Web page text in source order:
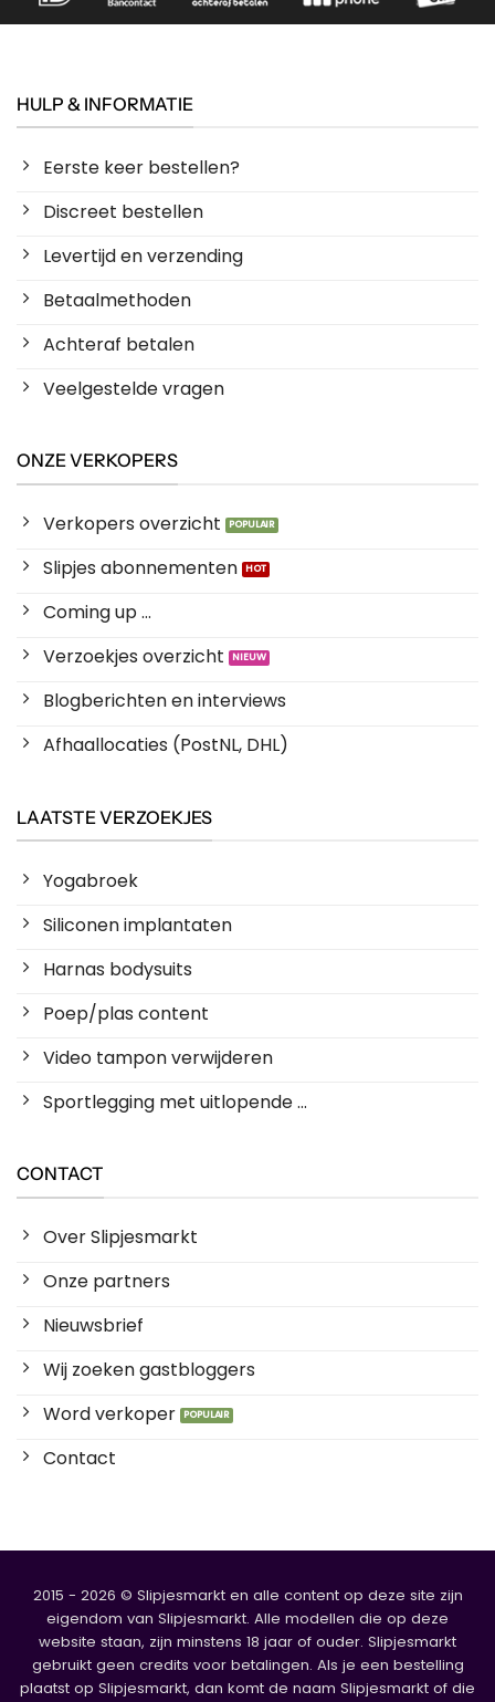
HULP & INFORMATIE
Eerste keer bestellen?
Discreet bestellen
Levertijd en verzending
Betaalmethoden
Achteraf betalen
Veelgestelde vragen
ONZE VERKOPERS
Verkopers overzicht
Slipjes abonnementen
Coming up ...
Verzoekjes overzicht
Blogberichten en interviews
Afhaallocaties (PostNL, DHL)
LAATSTE VERZOEKJES
Yogabroek
Siliconen implantaten
Harnas bodysuits
Poep/plas content
Video tampon verwijderen
Sportlegging met uitlopende ...
CONTACT
Over Slipjesmarkt
Onze partners
Nieuwsbrief
Wij zoeken gastbloggers
Word verkoper
Contact
2015 - 2026 © Slipjesmarkt en alle content op deze site zijn
eigendom van Slipjesmarkt. Alle modellen die op deze
website staan, zijn minstens 18 jaar of ouder. Slipjesmarkt
gebruikt geen credits voor betalingen. Als je een bestelling
plaatst op Slipjesmarkt, dan komt de naam Slipjesmarkt of die